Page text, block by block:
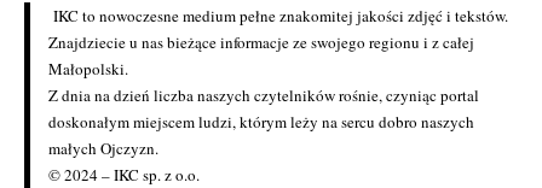
IKC to nowoczesne medium pełne znakomitej jakości zdjęć i tekstów.
Znajdziecie u nas bieżące informacje ze swojego regionu i z całej
Małopolski.
Z dnia na dzień liczba naszych czytelników rośnie, czyniąc portal
doskonałym miejscem ludzi, którym leży na sercu dobro naszych
małych Ojczyzn.
© 2024 – IKC sp. z o.o.